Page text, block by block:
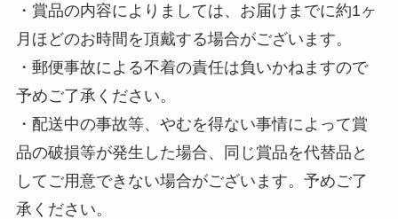
・賞品の内容によりましては、お届けまでに約1ヶ
月ほどのお時間を頂戴する場合がございます。
・郵便事故による不着の責任は負いかねますので
予めご了承ください。
・配送中の事故等、やむを得ない事情によって賞
品の破損等が発生した場合、同じ賞品を代替品と
してご用意できない場合がございます。予めご了
承ください。